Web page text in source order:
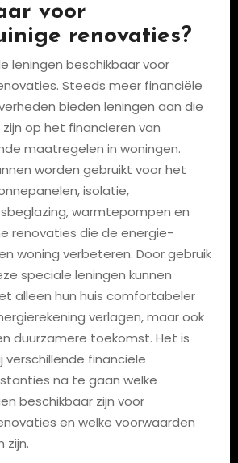
voor
renovaties?
leningen beschikbaar voor
Steeds meer financiële
bieden leningen aan die
op het financieren van
maatregelen in woningen.
worden gebruikt voor het
isolatie,
warmtepompen en
renovaties die de energie-
woning verbeteren. Door gebruik
speciale leningen kunnen
alleen hun huis comfortabeler
verlagen, maar ook
duurzamere toekomst. Het is
financiële
na te gaan welke
beschikbaar zijn voor
en welke voorwaarden
zijn.